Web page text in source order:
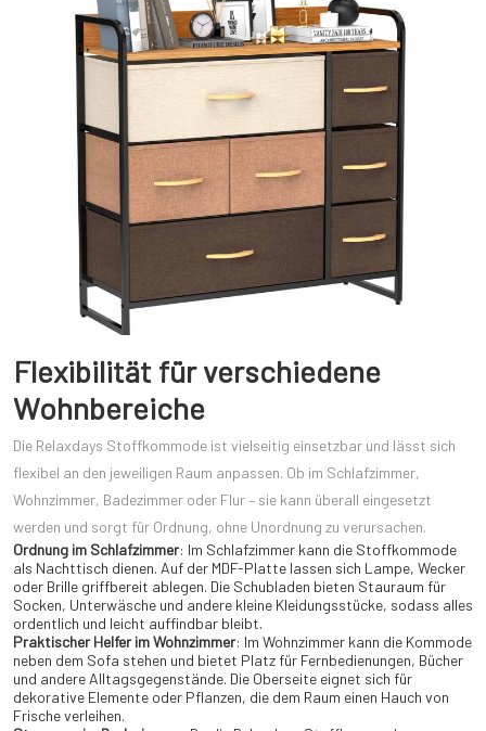
Flexibilität für verschiedene
Wohnbereiche
Die Relaxdays Stoffkommode ist vielseitig einsetzbar und lässt sich
flexibel an den jeweiligen Raum anpassen. Ob im Schlafzimmer,
Wohnzimmer, Badezimmer oder Flur – sie kann überall eingesetzt
werden und sorgt für Ordnung, ohne Unordnung zu verursachen.
Ordnung im Schlafzimmer: Im Schlafzimmer kann die Stoffkommode
als Nachttisch dienen. Auf der MDF-Platte lassen sich Lampe, Wecker
oder Brille griffbereit ablegen. Die Schubladen bieten Stauraum für
Socken, Unterwäsche und andere kleine Kleidungsstücke, sodass alles
ordentlich und leicht auffindbar bleibt.
Praktischer Helfer im Wohnzimmer: Im Wohnzimmer kann die Kommode
neben dem Sofa stehen und bietet Platz für Fernbedienungen, Bücher
und andere Alltagsgegenstände. Die Oberseite eignet sich für
dekorative Elemente oder Pflanzen, die dem Raum einen Hauch von
Frische verleihen.